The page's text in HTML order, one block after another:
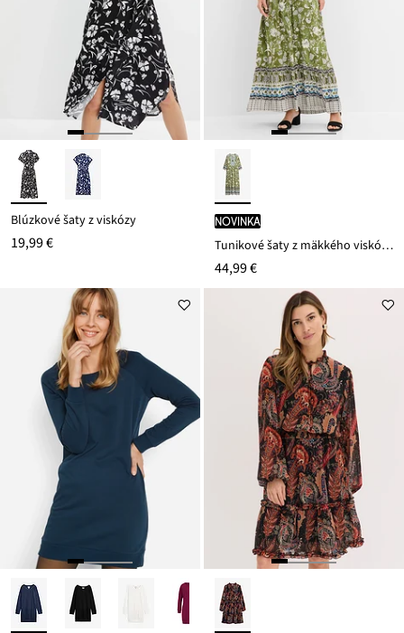
Blúzkové šaty z viskózy
19,99 €
novinka
Tunikové šaty z mäkkého viskózového mixu
44,99 €